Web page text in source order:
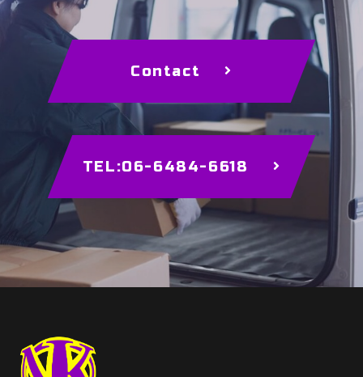
Contact
TEL:06-6484-6618